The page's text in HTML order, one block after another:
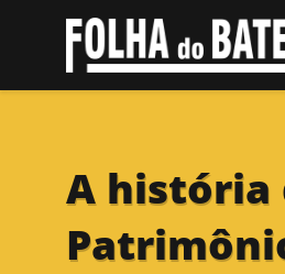
A história